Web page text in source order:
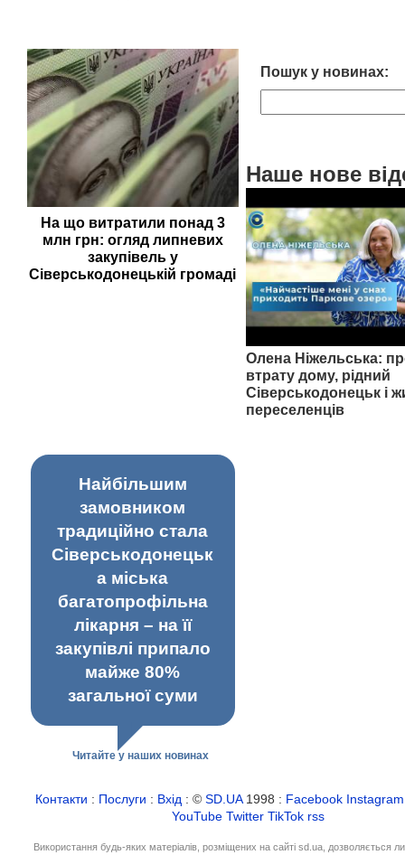
На що витратили понад 3
млн грн: огляд липневих
закупівель у
Сіверськодонецькій громаді
Пошук у новинах:
Наше нове
Олена Ніжельська:
втрату дому, рідний
Сіверськодонецьк і
переселенців
Найбільшим
замовником
традиційно стала
Сіверськодонецьк
а міська
багатопрофільна
лікарня – на її
закупівлі припало
майже 80%
загальної суми
Читайте у наших новинах
Контакти : Послуги : Вхід : ©SD.UA1998 : Facebook Instagram
YouTube Twitter TikTok rss
Використання будь-яких матеріалів, розміщених на сайті sd.ua, дозволяється